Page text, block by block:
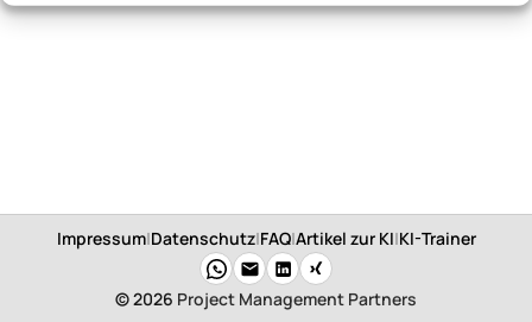
Impressum|Datenschutz|FAQ|Artikel zur KI|KI-Trainer
© 2026 Project Management Partners